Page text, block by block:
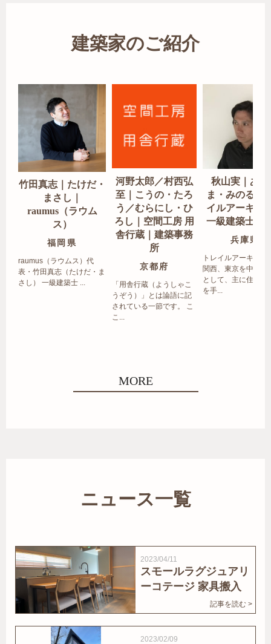
建築家のご紹介
竹田真志｜たけだ・
まさし｜
raumus（ラウム
ス）
福岡県
raumus（ラウムス）代
表・竹田真志（たけだ・ま
さし） 一級建築士 ...
河野太郎／村西弘
至｜こうの・たろ
う／むらにし・ひ
ろし｜空間工房 用
舎行蔵｜建築事務
所
京都府
「用舎行蔵（ようしゃこ
うぞう）」とは論語に記
されている一節です。 こ
こ...
秋山実｜あき
ま・みのる｜
イルアーキテ
一級建築士事
兵庫県
トレイルアーキテク
関西、東京を中心エ
として、主に住宅の
を手...
MORE
ニュース一覧
2023/04/11
スモールラグジュアリ
ーコテージ 家具搬入
記事を読む >
2023/02/09